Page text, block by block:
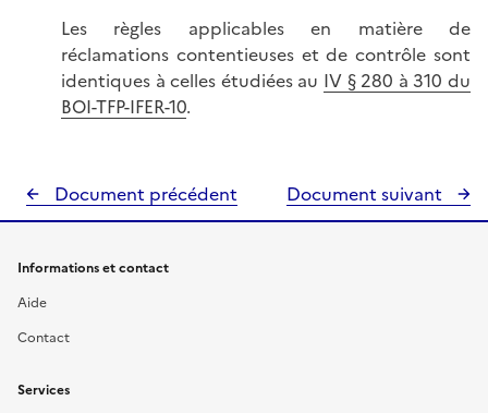
Les règles applicables en matière de
réclamations contentieuses et de contrôle sont
identiques à celles étudiées au IV § 280 à 310 du
BOI-TFP-IFER-10.
Document précédent Document suivant
Informations et contact
Aide
Contact
Services